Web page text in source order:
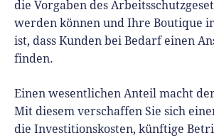
die Vorgaben des
werden können und Ihre Boutique
ist, dass Kunden bei Bedarf einen
finden.
Einen wesentlichen Anteil macht
Mit diesem verschaffen Sie sich
die Investitionskosten, künftige